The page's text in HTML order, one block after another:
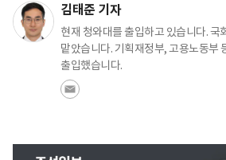
김태준 기자
현재 청와대를 출입하고 있습니다. 국
맡았습니다. 기획재정부, 고용노동부
출입했습니다.